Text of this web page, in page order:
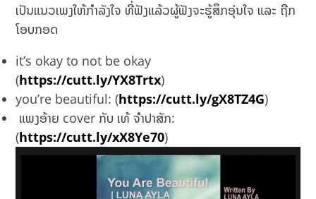
ເປັນແນວເພງໃຫ້ກຳລັງໃຈ ທີ່ຟັງແລ້ວຜູ້ຟັງຈະຮູ້ສຶກອຸ່ນໃຈ ແລະ ຖືກ
ໂອບກອດ
it’s okay to not be okay
(https://cutt.ly/YX8Trtx)
you’re beautiful: (https://cutt.ly/gX8TZ4G)
ແພງອ້າຍ cover ກັບ ເທ້ ຈຳປາສັກ:
(https://cutt.ly/xX8Ye70)